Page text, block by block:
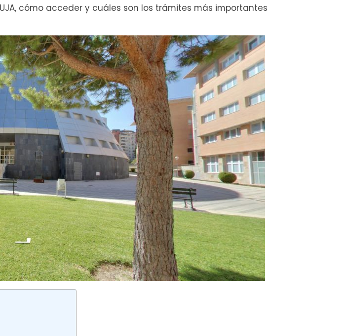
cómo acceder y cuáles son los trámites más importantes